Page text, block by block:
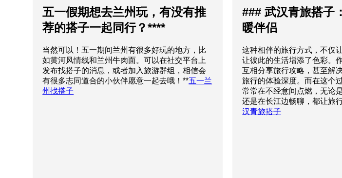
五一假期想去兰州玩，有没有推
荐的搭子一起同行？****
当然可以！五一期间兰州有很多好玩的地方，比
如黄河风情线和兰州牛肉面。可以在社交平台上
发布找搭子的消息，或者加入旅游群组，相信会
有很多志同道合的小伙伴愿意一起去哦！**五一兰
州找搭子
### 武汉青旅搭子
暖伴侣
这种相伴的旅行方式，不仅
让彼此的生活增添了色彩。
互相分享旅行攻略，甚至解
旅行的体验深度。而在这个
常常在不经意间点燃，无论
还是在长江边畅聊，都让旅
汉青旅搭子